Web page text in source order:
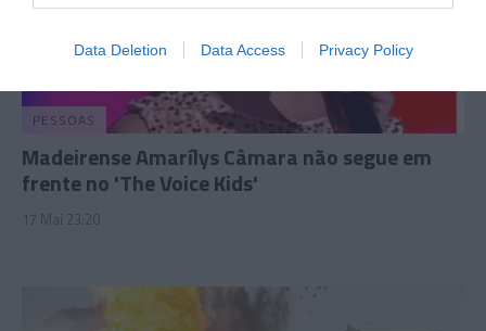
Data Deletion Data Access Privacy Policy
PESSOAS
Madeirense Amarílys Câmara não segue em
frente no 'The Voice Kids'
17 Mai 23:20